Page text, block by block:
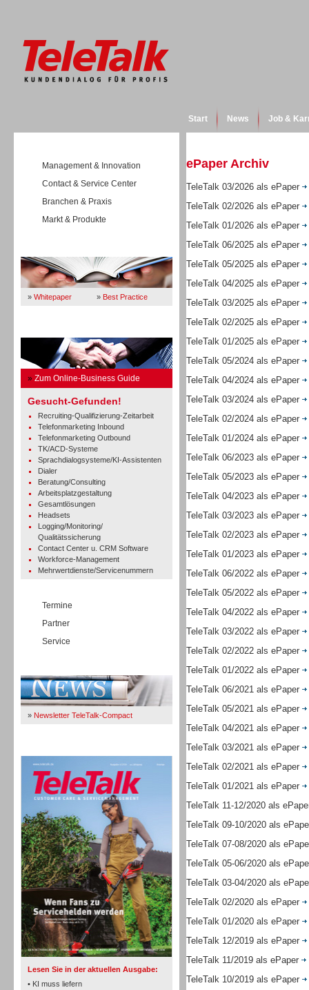
Start News Job &
Management & Innovation
Contact & Service Center
Branchen & Praxis
Markt & Produkte
» Whitepaper » Best Practice
» Zum Online-Business Guide
Gesucht-Gefunden!
Recruiting-Qualifizierung-Zeitarbeit
Telefonmarketing Inbound
Telefonmarketing Outbound
TK/ACD-Systeme
Sprachdialogsysteme/KI-Assistenten
Dialer
Beratung/Consulting
Arbeitsplatzgestaltung
Gesamtlösungen
Headsets
Logging/Monitoring/
Qualitätssicherung
Contact Center u. CRM Software
Workforce-Management
Mehrwertdienste/Servicenummern
Termine
Partner
Service
» Newsletter TeleTalk-Compact
Lesen Sie in der aktuellen Ausgabe:
• KI muss liefern
TK- und ACD-Systeme
ePaper Archiv
TeleTalk 03/2026 als ePaper
TeleTalk 02/2026 als ePaper
TeleTalk 01/2026 als ePaper
TeleTalk 06/2025 als ePaper
TeleTalk 05/2025 als ePaper
TeleTalk 04/2025 als ePaper
TeleTalk 03/2025 als ePaper
TeleTalk 02/2025 als ePaper
TeleTalk 01/2025 als ePaper
TeleTalk 05/2024 als ePaper
TeleTalk 04/2024 als ePaper
TeleTalk 03/2024 als ePaper
TeleTalk 02/2024 als ePaper
TeleTalk 01/2024 als ePaper
TeleTalk 06/2023 als ePaper
TeleTalk 05/2023 als ePaper
TeleTalk 04/2023 als ePaper
TeleTalk 03/2023 als ePaper
TeleTalk 02/2023 als ePaper
TeleTalk 01/2023 als ePaper
TeleTalk 06/2022 als ePaper
TeleTalk 05/2022 als ePaper
TeleTalk 04/2022 als ePaper
TeleTalk 03/2022 als ePaper
TeleTalk 02/2022 als ePaper
TeleTalk 01/2022 als ePaper
TeleTalk 06/2021 als ePaper
TeleTalk 05/2021 als ePaper
TeleTalk 04/2021 als ePaper
TeleTalk 03/2021 als ePaper
TeleTalk 02/2021 als ePaper
TeleTalk 01/2021 als ePaper
TeleTalk 11-12/2020 als
TeleTalk 09-10/2020 als
TeleTalk 07-08/2020 als
TeleTalk 05-06/2020 als
TeleTalk 03-04/2020 als
TeleTalk 02/2020 als ePaper
TeleTalk 01/2020 als ePaper
TeleTalk 12/2019 als ePaper
TeleTalk 11/2019 als ePaper
TeleTalk 10/2019 als ePaper